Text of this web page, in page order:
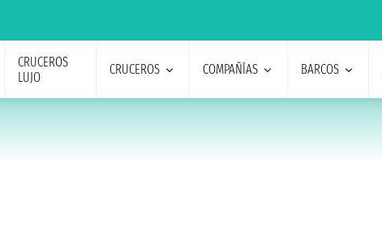
CRUCEROS
LUJO
CRUCEROS COMPAÑÍAS BARCOS